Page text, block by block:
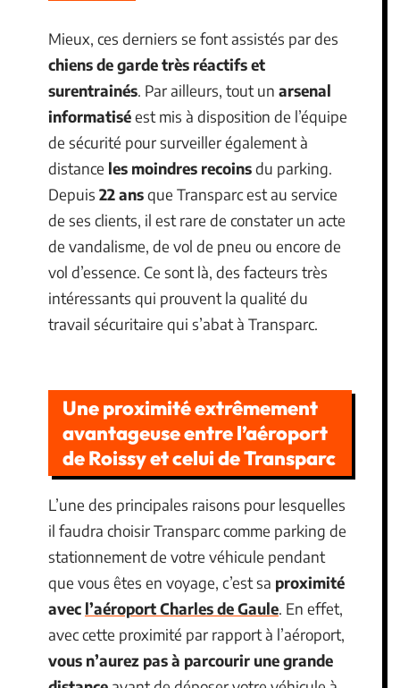
Mieux, ces derniers se font assistés par des
chiens de garde très réactifset
surentrainés. Par ailleurs, tout un arsenal
informatiséest mis à disposition de l’équipe
de sécurité pour surveiller également à
distance les moindres recoinsdu parking.
Depuis 22 ansque Transparc est au service
de ses clients, il est rare de constater un acte
de vandalisme, de vol de pneu ou encore de
vol d’essence. Ce sont là, des facteurs très
intéressants qui prouvent la qualité du
travail sécuritaire qui s’abat à Transparc.
Une proximité extrêmement
avantageuse entre l’aéroport
de Roissy et celui de Transparc
L’une des principales raisons pour lesquelles
il faudra choisir Transparc comme parking de
stationnement de votre véhicule pendant
que vous êtes en voyage, c’est sa proximité
avec l’aéroport Charles de Gaule. En effet,
avec cette proximité par rapport à l’aéroport,
vous n’aurez pas à parcourir une grande